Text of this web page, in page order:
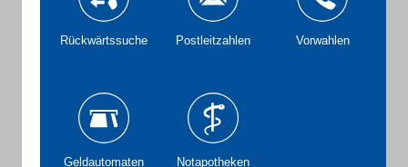
Rückwärtssuche Postleitzahlen Vorwahlen
Geldautomaten Notapotheken